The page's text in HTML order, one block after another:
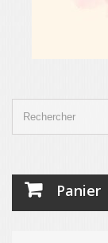
Panier